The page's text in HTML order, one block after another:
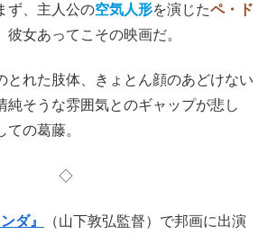
ず、主人公の空気人形を演じたペ・ド
彼女あってこその映画だ。
とれた肢体、きょとん顔のあどけない
純そうな雰囲気とのギャップが悲し
の葛藤。
◇
ダ』 （山下敦弘監督）で邦画に出演